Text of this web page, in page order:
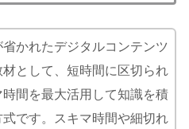
かれたデジタルコンテンツ
材として、短時間に区切られ
間を最大活用して知識を積
です。スキマ時間や細切れ